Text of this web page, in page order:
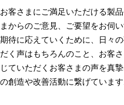
い
ま
す
。
ン
お客さまにご満足いただける製
まからのご意見、ご要望をお伺
期待に応えていくために、日々
だく声はもちろんのこと、お客
じていただくお客さまの声を真
の創造や改善活動に繋げています